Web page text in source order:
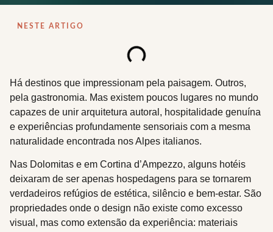
NESTE ARTIGO
Há destinos que impressionam pela paisagem. Outros,
pela gastronomia. Mas existem poucos lugares no mundo
capazes de unir arquitetura autoral, hospitalidade genuína
e experiências profundamente sensoriais com a mesma
naturalidade encontrada nos Alpes italianos.
Nas Dolomitas e em Cortina d’Ampezzo, alguns hotéis
deixaram de ser apenas hospedagens para se tornarem
verdadeiros refúgios de estética, silêncio e bem-estar. São
propriedades onde o design não existe como excesso
visual, mas como extensão da experiência: materiais